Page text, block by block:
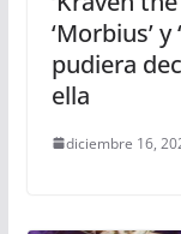
‘Morbius’
pudiera
ella
diciembre 16,